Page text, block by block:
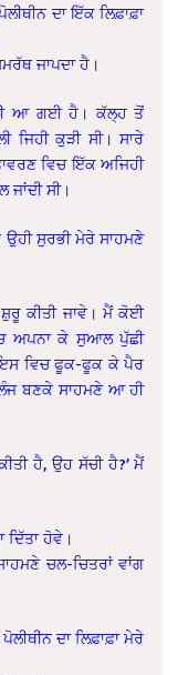
ਦਾ ਇੱਕ ਲਿਫ਼ਾਫ਼ਾ
ਜਾਪਦਾ ਹੈ।
ਆ ਗਈ ਹੈ। ਕੱਲ੍ਹ ਤੋਂ
ਜਿਹੀ ਕੁੜੀ ਸੀ। ਸਾਰੇ
ਵਿਚਇੱਕ ਅਜਿਹੀ
ਜਾਂਦੀ ਸੀ।
ਸੁਰਭੀ ਮੇਰੇ ਸਾਹਮਣੇ
ਕੀਤੀ ਜਾਵੇ। ਮੈਂ ਕੋਈ
ਅਪਨਾ ਕੇ ਸੁਆਲ ਪੁੱਛੀ
ਇਸ ਵਿਚ ਫੂਕ-ਫੂਕ ਕੇ ਪੈਰ
ਬਣਕੇ ਸਾਹਮਣੇ ਆ ਹੀ
ਹੈ, ਉਹ ਸੱਚੀ ਹੈ?’ ਮੈਂ
ਹੋਵੇ।
ਚਲ-ਚਿਤਰਾਂ ਵਾਂਗ
ਦਾ ਲਿਫ਼ਾਫ਼ਾ ਮੇਰੇ